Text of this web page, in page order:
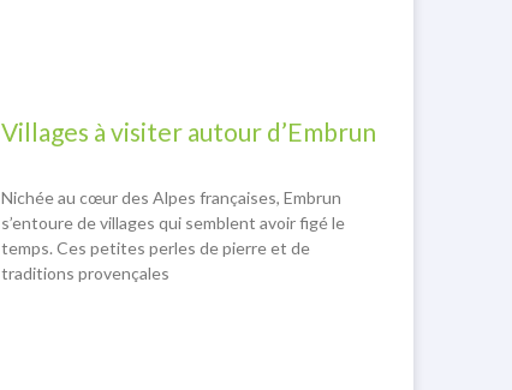
Villages à visiter autour d’Embrun
Nichée au cœur des Alpes françaises, Embrun
s’entoure de villages qui semblent avoir figé le
temps. Ces petites perles de pierre et de
traditions provençales